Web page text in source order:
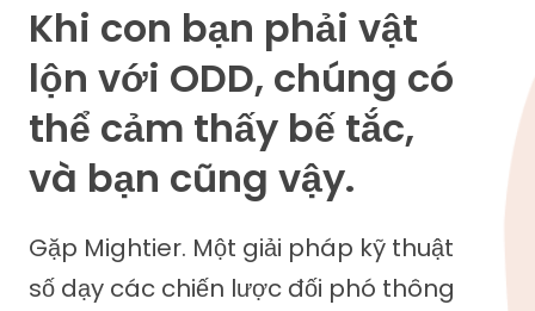
Khi con bạn phải vật
lộn với ODD, chúng có
thể cảm thấy bế tắc,
và bạn cũng vậy.
Gặp Mightier. Một giải pháp kỹ thuật
số dạy các chiến lược đối phó thông